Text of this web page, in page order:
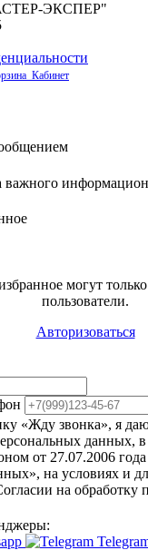
ЭКСПЕР"
Кабинет
важного
могут
пользователи.
Авторизоваться
«Жду звонка», я даю
данных, в
от 27.07.2006
на условиях и
на обработку